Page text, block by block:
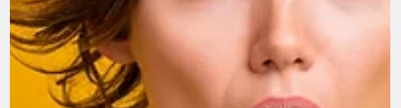
la vérité , comment le chaos s’installe dans nos vies, et
comment retrouver...